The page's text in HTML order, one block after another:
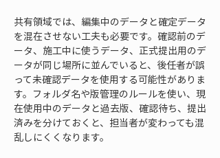
共有領域では、編集中のデータと確定データ
を混在させない工夫も必要です。確認前のデ
ータ、施工中に使うデータ、正式提出用のデ
ータが同じ場所に並んでいると、後任者が誤
って未確認データを使用する可能性がありま
す。フォルダ名や版管理のルールを使い、現
在使用中のデータと過去版、確認待ち、提出
済みを分けておくと、担当者が変わっても混
乱しにくくなります。